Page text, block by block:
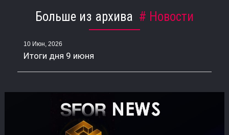
Больше из архива Новости
10 Июн, 2026
Итоги дня 9 июня